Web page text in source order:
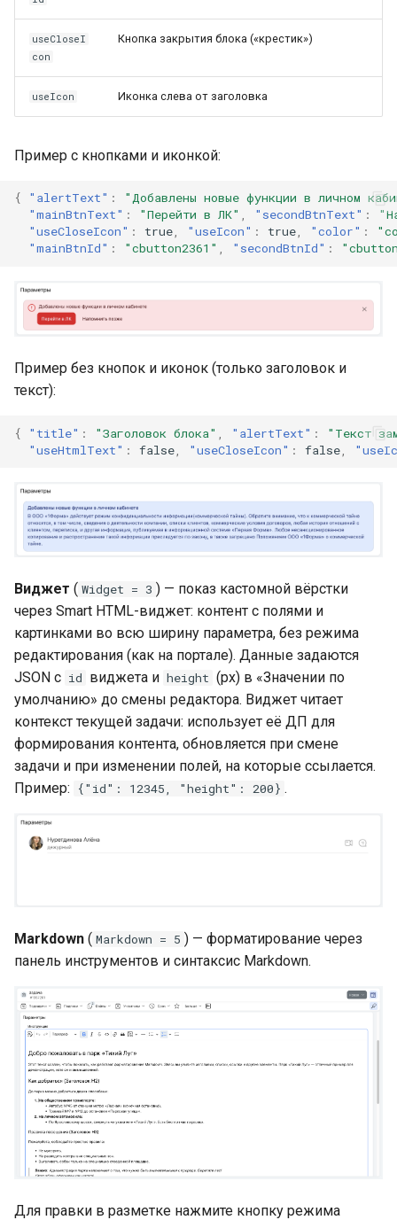
useCloseI
con
Кнопка закрытия блока («крестик»)
useIcon Иконка слева от заголовка
Пример с кнопками и иконкой:
{ "alertText" :
"Добавлены новые функции в личном
"mainBtnText" : "Перейти в ЛК" , "secondBtnText" :
"useCloseIcon" : true, "useIcon" : true, "color" :
"mainBtnId" : "cbutton2361" , "secondBtnId" :
Пример без кнопок и иконок (только заголовок и
текст):
{ "title" : "Заголовок блока" , "alertText" :
"Текст
"useHtmlText" : false, "useCloseIcon" : false,
Виджет ( Widget = 3 ) — показ кастомной вёрстки
через Smart HTML-виджет: контент с полями и
картинками во всю ширину параметра, без режима
редактирования (как на портале). Данные задаются
JSON с id виджета и height (px) в «Значении по
умолчанию» до смены редактора. Виджет читает
контекст текущей задачи: использует её ДП для
формирования контента, обновляется при смене
задачи и при изменении полей, на которые ссылается.
Пример:
{"id": 12345, "height": 200} .
Markdown ( Markdown = 5 ) — форматирование через
панель инструментов и синтаксис Markdown.
Для правки в разметке нажмите кнопку режима